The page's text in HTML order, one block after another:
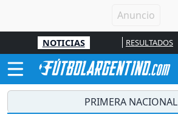
NOTICIAS RESULTADOS
PRIMERA NACIONAL